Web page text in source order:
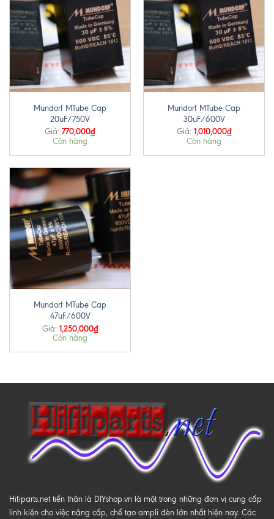
Mundorf MTube Cap
20uF/750V
Giá: 770,000₫
Còn hàng
Mundorf MTube Cap
30uF/600V
Giá: 1,010,000₫
Còn hàng
Mundorf MTube Cap
47uF/600V
Giá: 1,250,000₫
Còn hàng
Hifiparts.net tiền thân là DIYshop.vn là một trong những đơn vị cung cấp
linh kiện cho việc nâng cấp, chế tạo ampli đèn lớn nhất hiện nay. Các